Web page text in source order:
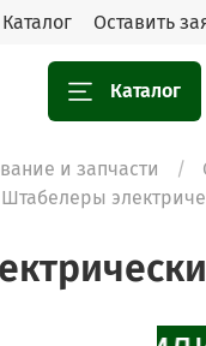
Каталог Оставить
Каталог
и запчасти
Штабелеры